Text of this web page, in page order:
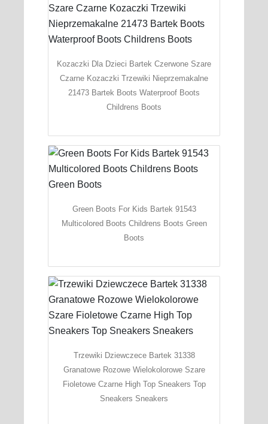
Kozaczki Dla Dzieci Bartek Czerwone Szare
Czarne Kozaczki Trzewiki Nieprzemakalne
21473 Bartek Boots Waterproof Boots
Childrens Boots
Green Boots For Kids Bartek 91543
Multicolored Boots Childrens Boots Green
Boots
Trzewiki Dziewczece Bartek 31338
Granatowe Rozowe Wielokolorowe Szare
Fioletowe Czarne High Top Sneakers Top
Sneakers Sneakers